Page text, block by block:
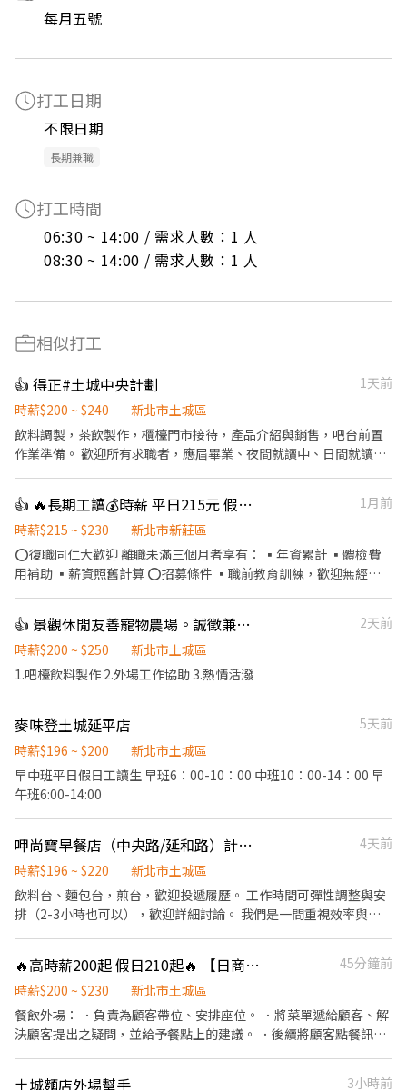
每月五號
打工日期
不限日期
長期兼職
打工時間
06:30 ~ 14:00 / 需求人數：1 人
08:30 ~ 14:00 / 需求人數：1 人
相似打工
👍 得正#土城中央計劃
1天前
時薪$200 ~ $240
新北市土城區
飲料調製，茶飲製作，櫃檯門市接待，產品介紹與銷售，吧台前置
作業準備。 歡迎所有求職者，應屆畢業、夜間就讀中、日間就讀
👍 🔥長期工讀💰時薪 平日215元 假日230元【壽司郎💥新莊中平店】🎉學生打工
1月前
時薪$215 ~ $230
新北市新莊區
⭕復職同仁大歡迎 離職未滿三個月者享有： ▪年資累計 ▪體檢費
用補助 ▪薪資照舊計算 ⭕招募條件 ▪職前教育訓練，歡迎無經驗
與主管確認班表） ⭕工作內容（在職教育訓練完善，無經驗者OK）
▪外場 帶客入座→用餐說明、顧客服務→桌面清潔→環境整理→收
銀結帳 等 ▪內場 商品進貨→食材處理→餐點製作→餐具清洗→環境
▪不定期活動競賽獎金、時數達成獎金 ▪六日出勤津貼：每週六日
每滿一小時時薪+15元 ▪介紹親朋好友入職，期滿可獲得
視員工的辛勤付出。 ▪實力主義不論年資，且制度完善、升遷調薪
快速，適合具有企圖心的您。 ▪學習日系企業商業禮儀、餐飲相關
專業技能，並能接觸店舖經營管理。 ▪展店計畫涵蓋全台灣，目標
成為台灣第一迴轉壽司品牌。 ▪傾聽員工訴求，共同打造「以人為
👍 景觀休閒友善寵物農場。誠徵兼職飲料吧檯
2天前
時薪$200 ~ $250
新北市土城區
1.吧檯飲料製作 2.外場工作協助 3.熱情活潑
麥味登土城延平店
5天前
時薪$196 ~ $200
新北市土城區
早中班平日假日工讀生 早班6：00-10：00 中班10：00-14：00 早
午班6:00-14:00
呷尚寶早餐店（中央路/延和路）計時/兼職人員 工讀生 假日工讀 彈性排班
4天前
時薪$196 ~ $220
新北市土城區
飲料台、麵包台，煎台，歡迎投遞履歷。 工作時間可彈性調整與安
排（2-3小時也可以），歡迎詳細討論。 我們是一間重視效率與品
新人不用硬撐。
🔥高時薪200起 假日210起🔥 【日商 壽司郎】💰土城日月光店 -兼職☆ 歡迎二度就業、假日兼職、外籍學生、實習簽約、無經驗者，找的就是你
45分鐘前
時薪$200 ~ $230
新北市土城區
餐飲外場： ．負責為顧客帶位、安排座位。 ．將菜單遞給顧客、解
決顧客提出之疑問，並給予餐點上的建議。 ．後續將顧客點餐訊息
土城麵店外場幫手 3小時前